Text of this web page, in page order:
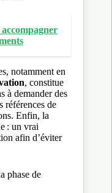
notamment en
, constitue
à demander des
références de
Enfin, la
: un vrai
afin d’éviter
phase de